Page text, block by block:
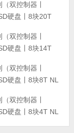
双控制器丨
硬盘丨8块20T
双控制器丨
硬盘丨8块14T
双控制器丨
硬盘丨8块8T NL
双控制器丨
硬盘丨8块4T NL